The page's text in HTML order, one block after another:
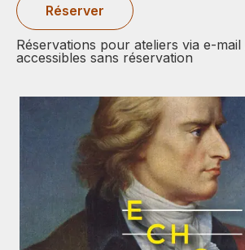
Réserver
Réservations pour ateliers via e-
accessibles sans réservation